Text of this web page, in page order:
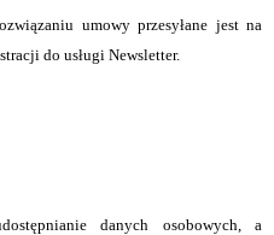
umowy przesyłane jest na
do usługi Newsletter.
danych osobowych, a